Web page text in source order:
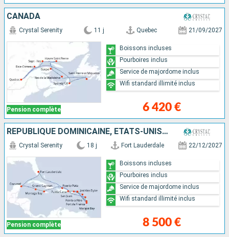
CANADA
Pension complète
Crystal Serenity 11 j Quebec 21/09/2027
6 420 €
Boissons incluses
Pourboires inclus
Service de majordome inclus
Wifi standard illimité inclus
RÉPUBLIQUE DOMINICAINE, ÉTATS-UNIS, MEXIQUE, CAÏMANS (ÎLES), SAINTE-LUCIE, PORTO RICO, JAMAÏQUE, MARTINIQUE, GUADELOUPE, JOST VAN DYKE, TORTOLA
Pension complète
Crystal Serenity 18 j Fort Lauderdale 22/12/2027
8 500 €
Boissons incluses
Pourboires inclus
Service de majordome inclus
Wifi standard illimité inclus